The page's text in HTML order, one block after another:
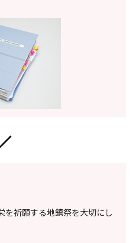
を祈願する地鎮祭を大切にし